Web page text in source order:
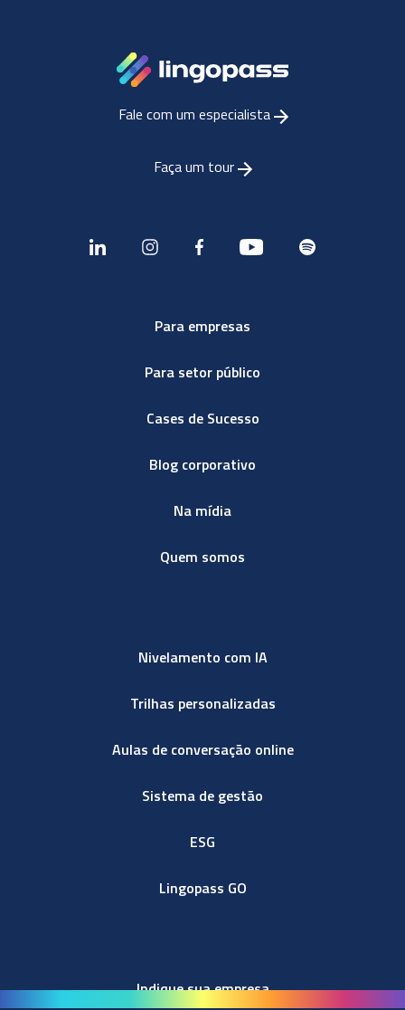
Fale com um especialista
Faça um tour
Para empresas
Para setor público
Cases de Sucesso
Blog corporativo
Na mídia
Quem somos
Nivelamento com IA
Trilhas personalizadas
Aulas de conversação online
Sistema de gestão
ESG
Lingopass GO
Indique sua empresa